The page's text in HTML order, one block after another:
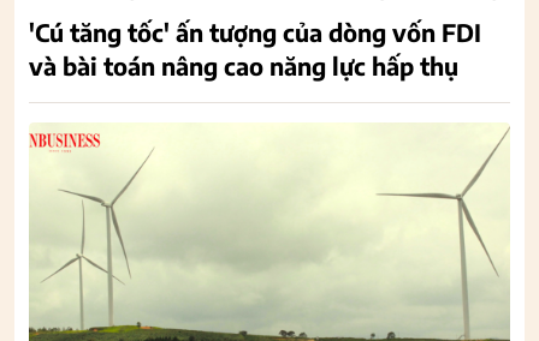
'Cú tăng tốc' ấn tượng của dòng vốn FDI
và bài toán nâng cao năng lực hấp thụ